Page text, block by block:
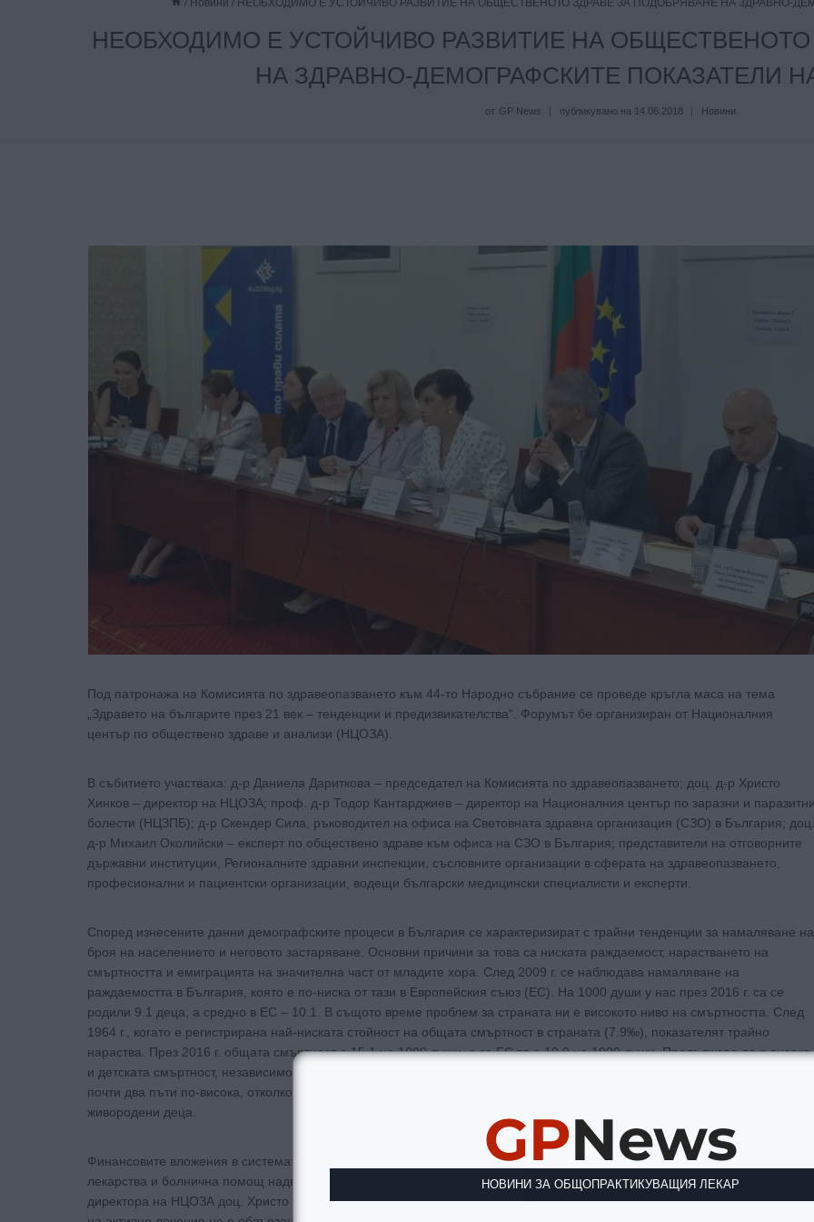
/ Новини / НЕОБХОДИМО Е УСТОЙЧИВО РАЗВИТИЕ НА ОБЩЕСТВЕНОТО ЗДРАВЕ ЗА ПОДОБРЯВАНЕ НА ЗДРАВНО-
НЕОБХОДИМО Е УСТОЙЧИВО РАЗВИТИЕ НА
НА ЗДРАВНО-ДЕМОГРАФСКИТЕ ПОКАЗАТЕЛИ
от GP News публикувано на 14.06.2018 Новини
Под патронажа на Комисията по здравеопазването към 44-то Народно събрание се проведе кръгла маса на тема
„Здравето на българите през 21 век – тенденции и предизвикателства“. Форумът бе организиран от Националния
център по обществено здраве и анализи (НЦОЗА).
В събитието участваха: д-р Даниела Дариткова – председател на Комисията по здравеопазването; доц. д-р Христо
Хинков – директор на НЦОЗА; проф. д-р Тодор Кантарджиев – директор на Националния център по заразни и
болести (НЦЗПБ); д-р Скендер Сила, ръководител на офиса на Световната здравна организация (СЗО) в България; доц.
д-р Михаил Околийски – експерт по обществено здраве към офиса на СЗО в България; представители на отговорните
държавни институции, Регионалните здравни инспекции, съсловните организации в сферата на здравеопазването,
професионални и пациентски организации, водещи български медицински специалисти и експерти.
Според изнесените данни демографските процеси в България се характеризират с трайни тенденции за намаляване на
броя на населението и неговото застаряване. Основни причини за това са ниската раждаемост, нарастването на
смъртността и емиграцията на значителна част от младите хора. След 2009 г. се наблюдава намаляване на
раждаемостта в България, която е по-ниска от тази в Европейския съюз (ЕС). На 1000 души у нас през 2016 г. са се
родили 9.1 деца, а средно в ЕС – 10.1. В същото време проблем за страната ни е високото ниво на смъртността. След
1964 г., когато е регистрирана най-ниската стойност на общата смъртност в страната (7.9‰), показателят трайно
нараства. През 2016 г. общата смъртност е 15.1 на 1000 души, а за ЕС тя е 10.0 на 1000 души. Продължава да е висока
и детската смъртност, независимо от изразената тенденция към снижаване с малки колебания. Въпреки това тя остава
почти два пъти по-висока, отколкото в ЕС. В цифри това са 6.5 на 1000 живородени деца у нас, а в ЕС – 3.6 на 1000
живородени деца.
Финансовите вложения в системата на здравеопазване се увеличават през последните години, като разходите за
лекарства и болнична помощ надвишават тези за извънболнична помощ и медико-диагностични дейности. Според
директора на НЦОЗА доц. Христо Хинков цялата система е насочена изключително към лечебната дейност, но процесът
GPNews
НОВИНИ ЗА ОБЩОПРАКТИКУВАЩИЯ ЛЕКАР